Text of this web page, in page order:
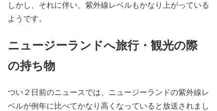
しかし、それに伴い、紫外線レベルもかなり上がっている
ようです。
ニュージーランドへ旅行・観光の際
の持ち物
つい２日前のニュースでは、ニュージーランドの紫外線レ
ベルが例年に比べてかなり高くなっていると放送されまし